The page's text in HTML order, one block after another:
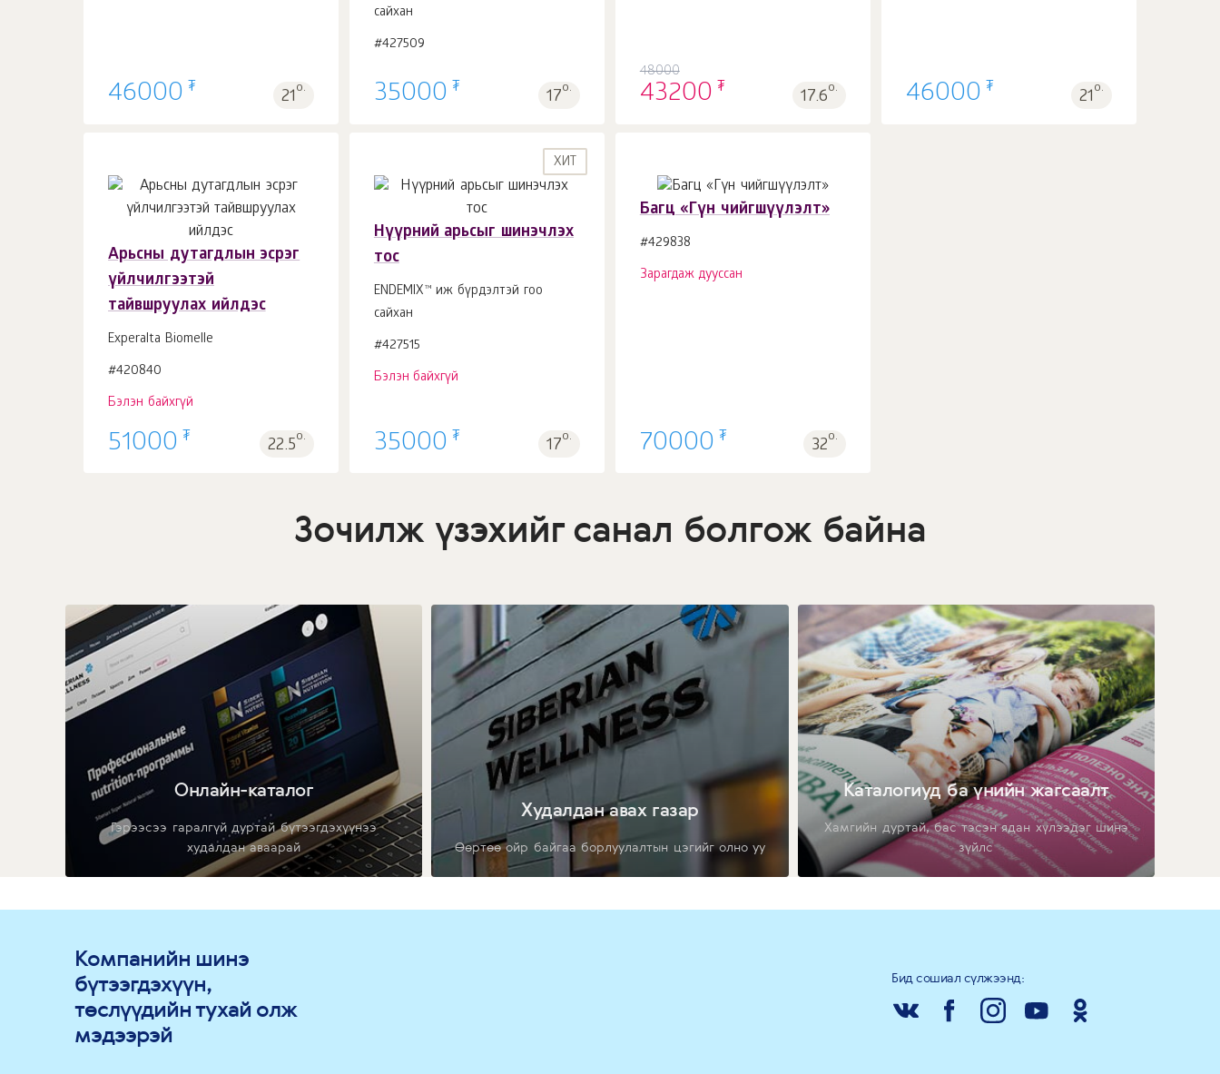
46000 ₮ 21о.
сайхан
#427509
35000 ₮ 17о.
48000
43200 ₮ 17.6о. 46000 ₮ 21о.
Арьсны дутагдлын эсрэг
үйлчилгээтэй
тайвшруулах ийлдэс
Experalta Biomelle
#420840
Бэлэн байхгүй
51000 ₮ 22.5о.
ХИТ
Нүүрний арьсыг шинэчлэх
тос
ENDEMIX™ иж бүрдэлтэй гоо
сайхан
#427515
Бэлэн байхгүй
35000 ₮ 17о.
Багц «Гүн чийгшүүлэлт»
#429838
Зарагдаж дууссан
70000 ₮ 32о.
Зочилж үзэхийг санал болгож байна
Онлайн-каталог
Гэрээсээ гаралгүй дуртай бүтээгдэхүүнээ
худалдан аваарай
Худалдан авах газар
Өөртөө ойр байгаа борлуулалтын цэгийг олно уу
Каталогиуд ба үнийн жагсаалт
Хамгийн дуртай, бас тэсэн ядан хүлээдэг шинэ
зүйлс
Компанийн шинэ
бүтээгдэхүүн,
төслүүдийн тухай олж
мэдээрэй
Бид сошиал сүлжээнд: